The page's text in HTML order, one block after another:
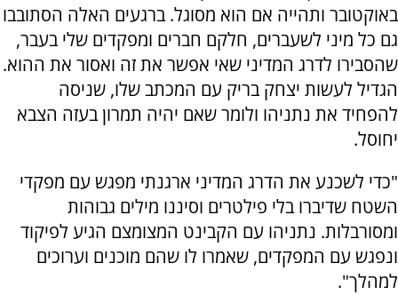
באוקטובר ותהייה אם הוא מסוגל. ברגעים האלה הסתובבו
גם כל מיני לשעברים, חלקם חברים ומפקדים שלי בעבר,
שהסבירו לדרג המדיני שאי אפשר את זה ואסור את ההוא.
הגדיל לעשות יצחק בריק עם המכתב שלו, שניסה
להפחיד את נתניהו ולומר שאם יהיה תמרון בעזה הצבא
יחוסל.
"כדי לשכנע את הדרג המדיני ארגנתי מפגש עם מפקדי
השטח שדיברו בלי פילטרים וסיננו מילים גבוהות
ומסורבלות. נתניהו עם הקבינט המצומצם הגיע לפיקוד
ונפגש עם המפקדים, שאמרו לו שהם מוכנים וערוכים
למהלך".